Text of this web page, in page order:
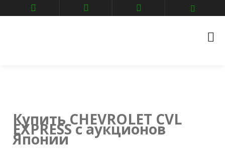
Главная
Авто аукционы
Купить CHEVROLET CVL
EXPRESS с аукционов
Японии